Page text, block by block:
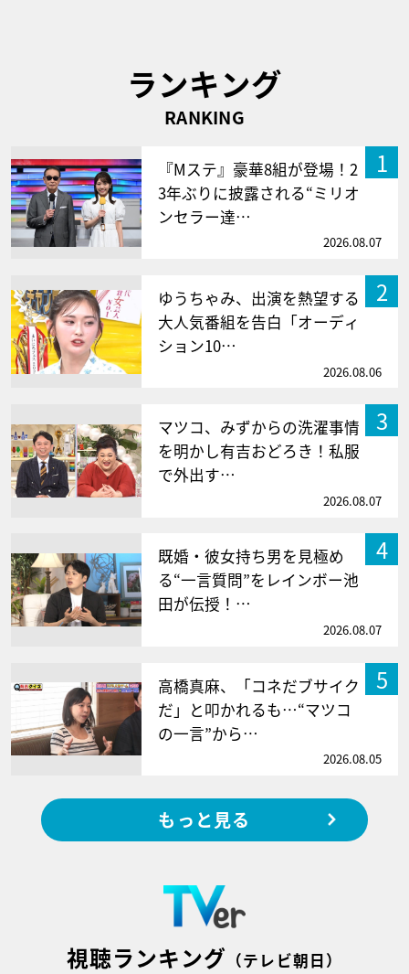
ランキング
RANKING
1
『Mステ』豪華8組が登場！2
3年ぶりに披露される“ミリオ
ンセラー達…
2026.08.07
2
ゆうちゃみ、出演を熱望する
大人気番組を告白「オーディ
ション10…
2026.08.06
3
マツコ、みずからの洗濯事情
を明かし有吉おどろき！私服
で外出す…
2026.08.07
4
既婚・彼女持ち男を見極め
る“一言質問”をレインボー池
田が伝授！…
2026.08.07
5
高橋真麻、「コネだブサイク
だ」と叩かれるも…“マツコ
の一言”から…
2026.08.05
もっと見る
視聴ランキング （テレビ朝日）